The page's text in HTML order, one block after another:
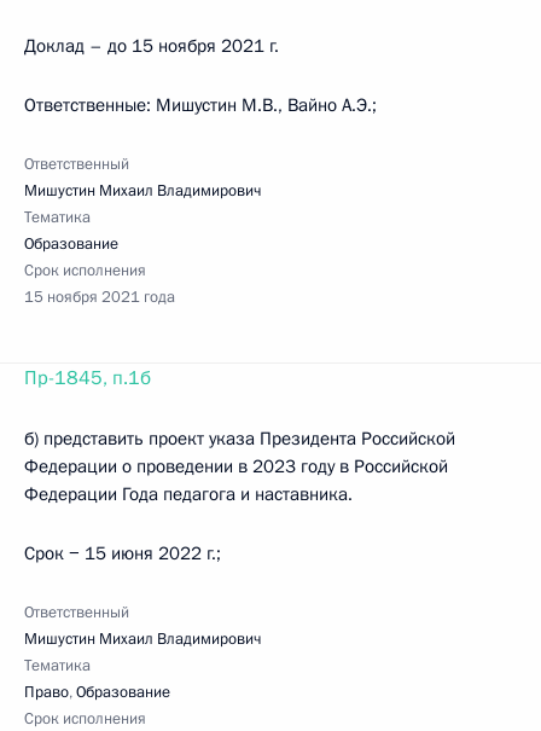
Доклад – до 15 ноября 2021 г.
Ответственные: Мишустин М.В., Вайно А.Э.;
Ответственный
Мишустин Михаил Владимирович
Тематика
Образование
Срок исполнения
15 ноября 2021 года
Пр-1845, п.1б
б) представить проект указа Президента Российской
Федерации о проведении в 2023 году в Российской
Федерации Года педагога и наставника.
Срок − 15 июня 2022 г.;
Ответственный
Мишустин Михаил Владимирович
Тематика
Право,Образование
Срок исполнения